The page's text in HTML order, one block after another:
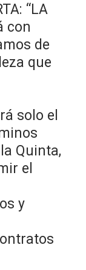
“LA
con
de
que
solo el
Quinta,
el
y